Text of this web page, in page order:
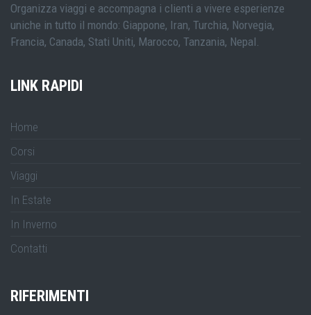
Organizza viaggi e accompagna i clienti a vivere esperienze
uniche in tutto il mondo: Giappone, Iran, Turchia, Norvegia,
Francia, Canada, Stati Uniti, Marocco, Tanzania, Nepal.
LINK RAPIDI
Home
Corsi
Viaggi
In Estate
In Inverno
Contatti
RIFERIMENTI